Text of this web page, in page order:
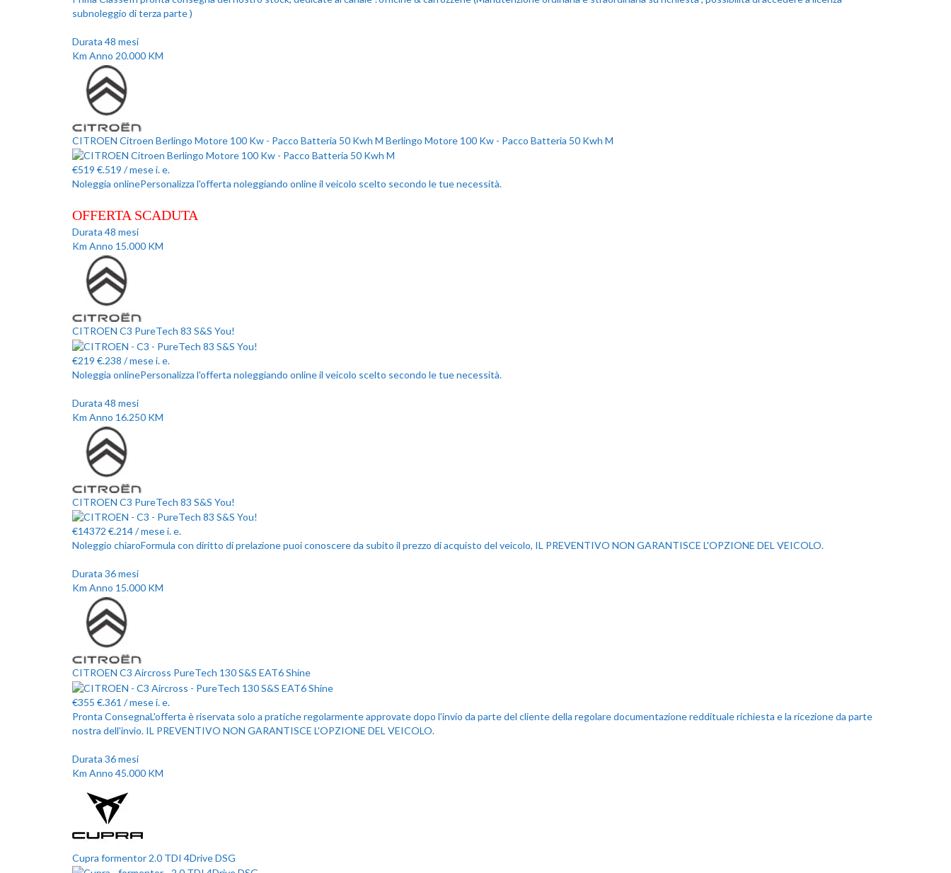
subnoleggio di terza parte )
Durata 48 mesi
Km Anno 20.000 KM
CITROEN Citroen Berlingo Motore 100 Kw - Pacco Batteria 50 Kwh M Berlingo Motore 100 Kw - Pacco Batteria 50 Kwh M
€519 €.519 / mesei. e.
Noleggia onlinePersonalizza l'offerta noleggiando online il veicolo scelto secondo le tue necessità.
OFFERTA SCADUTA
Durata 48 mesi
Km Anno 15.000 KM
CITROEN C3 PureTech 83 S&S You!
€219 €.238 / mesei. e.
Noleggia onlinePersonalizza l'offerta noleggiando online il veicolo scelto secondo le tue necessità.
Durata 48 mesi
Km Anno 16.250 KM
CITROEN C3 PureTech 83 S&S You!
€14372 €.214/ mesei. e.
Noleggio chiaroFormula con diritto di prelazione puoi conoscere da subito il prezzo di acquisto del veicolo, IL PREVENTIVO NON GARANTISCE L'OPZIONE DEL VEICOLO.
Durata 36mesi
Km Anno 15.000 KM
CITROEN C3 Aircross PureTech 130 S&S EAT6 Shine
€355 €.361 / mesei. e.
Pronta ConsegnaL'offerta è riservata solo a pratiche regolarmente approvate dopo l'invio da parte del cliente della regolare documentazione reddituale richiesta e la ricezione da parte
nostra dell'invio. IL PREVENTIVO NON GARANTISCE L'OPZIONE DEL VEICOLO.
Durata 36mesi
Km Anno 45.000 KM
Cupra formentor 2.0 TDI 4Drive DSG